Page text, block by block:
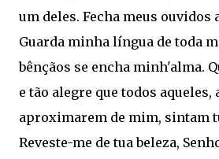
um deles. Fecha meus ouvidos
Guarda minha língua de toda
bênçãos se encha minh'alma.
e tão alegre que todos aqueles,
aproximarem de mim, sintam
Reveste-me de tua beleza,